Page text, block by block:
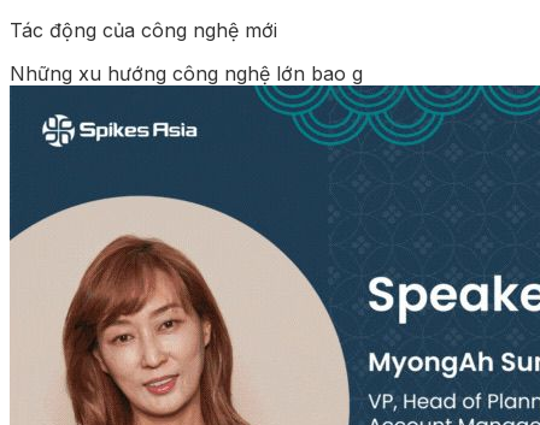
Tác động của công nghệ mới
Những xu hướng công nghệ lớn bao g